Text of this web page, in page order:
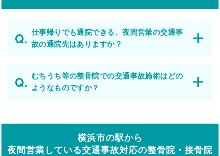
仕事帰りでも通院できる、夜間営業の交通事
故の通院先はありますか？
むちうち等の整骨院での交通事故施術はどの
ようなものですか？
横浜市の駅から
夜間営業している交通事故対応の整骨院・接骨院